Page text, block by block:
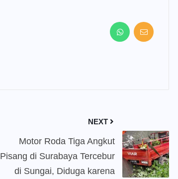
NEXT
Motor Roda Tiga Angkut
Pisang di Surabaya Tercebur
di Sungai, Diduga karena